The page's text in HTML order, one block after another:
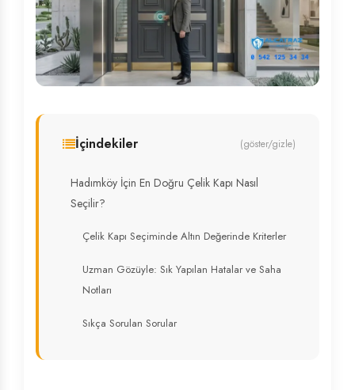
İçindekiler (göster/gizle)
Hadımköy İçin En Doğru Çelik Kapı Nasıl
Seçilir?
Çelik Kapı Seçiminde Altın Değerinde Kriterler
Uzman Gözüyle: Sık Yapılan Hatalar ve Saha
Notları
Sıkça Sorulan Sorular